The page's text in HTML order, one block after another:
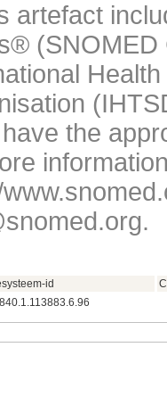
artefact
the
id